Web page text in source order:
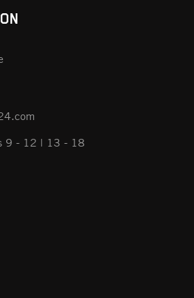
9 - 12 | 13 - 18